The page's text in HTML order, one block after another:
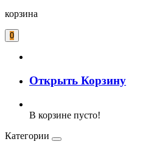
корзина
0
Открыть Корзину
В корзине пусто!
Категории